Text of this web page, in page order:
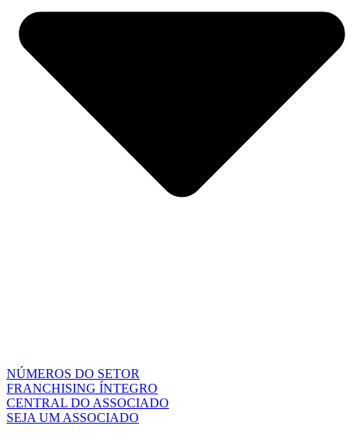
NÚMEROS DO SETOR
FRANCHISING ÍNTEGRO
CENTRAL DO ASSOCIADO
SEJA UM ASSOCIADO